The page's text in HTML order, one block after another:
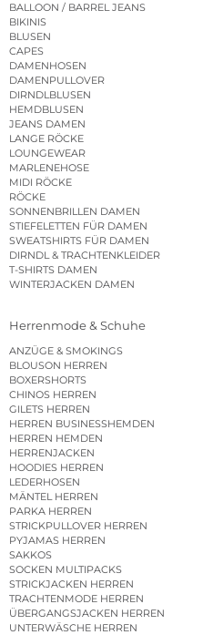
BALLOON / BARREL JEANS
BIKINIS
BLUSEN
CAPES
DAMENHOSEN
DAMENPULLOVER
DIRNDLBLUSEN
HEMDBLUSEN
JEANS DAMEN
LANGE RÖCKE
LOUNGEWEAR
MARLENEHOSE
MIDI RÖCKE
RÖCKE
SONNENBRILLEN DAMEN
STIEFELETTEN FÜR DAMEN
SWEATSHIRTS FÜR DAMEN
DIRNDL & TRACHTENKLEIDER
T-SHIRTS DAMEN
WINTERJACKEN DAMEN
Herrenmode & Schuhe
ANZÜGE & SMOKINGS
BLOUSON HERREN
BOXERSHORTS
CHINOS HERREN
GILETS HERREN
HERREN BUSINESSHEMDEN
HERREN HEMDEN
HERRENJACKEN
HOODIES HERREN
LEDERHOSEN
MÄNTEL HERREN
PARKA HERREN
STRICKPULLOVER HERREN
PYJAMAS HERREN
SAKKOS
SOCKEN MULTIPACKS
STRICKJACKEN HERREN
TRACHTENMODE HERREN
ÜBERGANGSJACKEN HERREN
UNTERWÄSCHE HERREN